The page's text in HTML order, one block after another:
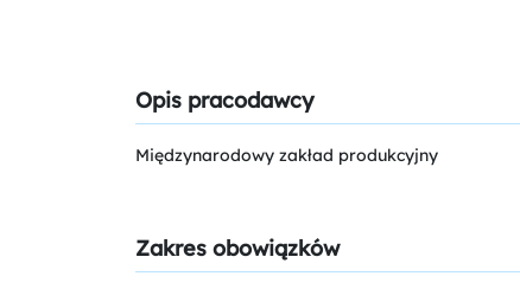
Opis pracodawcy
Międzynarodowy zakład produkcyjny
Zakres obowiązków